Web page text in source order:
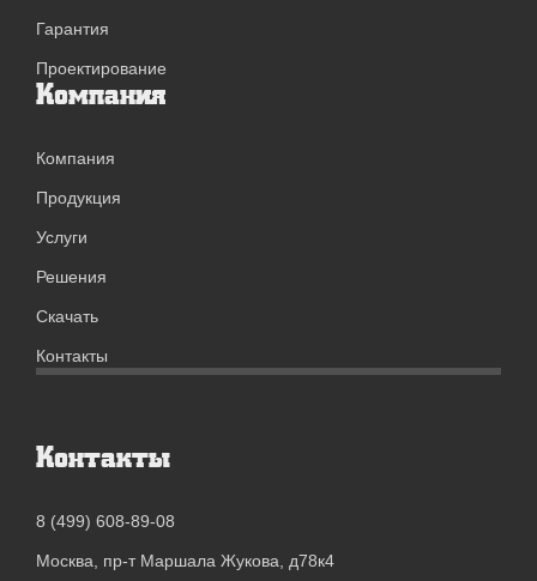
Гарантия
Проектирование
Компания
Компания
Продукция
Услуги
Решения
Скачать
Контакты
Контакты
8 (499) 608-89-08
Москва, пр-т Маршала Жукова, д78к4